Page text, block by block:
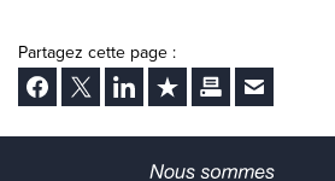
Partagez cette page :
Facebook
Twitter LinkedInAjouter aux favoris
ImprimerEnvoyer Ã